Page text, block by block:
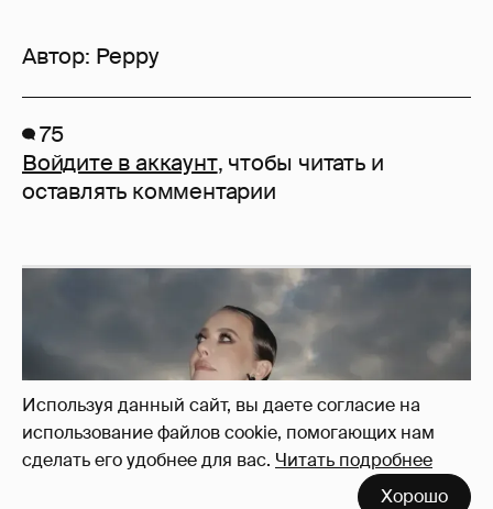
Используя данный сайт, вы даете согласие на
использование файлов cookie, помогающих нам
сделать его удобнее для вас. Читать подробнее
Хорошо
Автор: Peppy
75
Войдите в аккаунт, чтобы читать и
оставлять комментарии